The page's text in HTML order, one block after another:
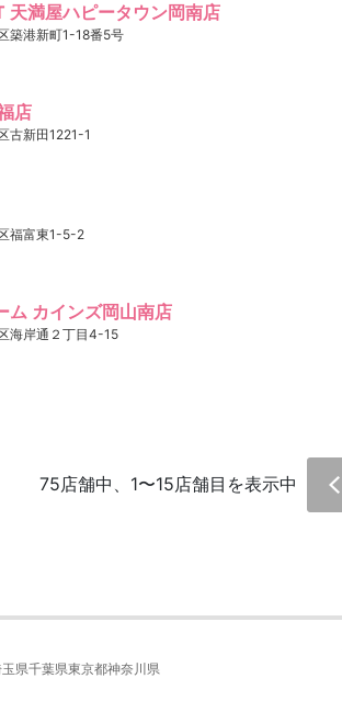
満屋ハピータウン岡南店
築港新町1-18番5号
店
古新田1221-1
福富東1-5-2
ム カインズ岡山南店
海岸通２丁目4-15
75店舗中、1〜15店舗目を表示中
県千葉県東京都神奈川県